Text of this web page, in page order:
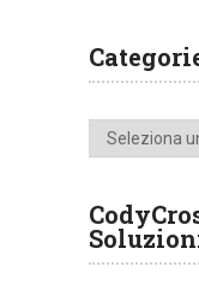
Categorie